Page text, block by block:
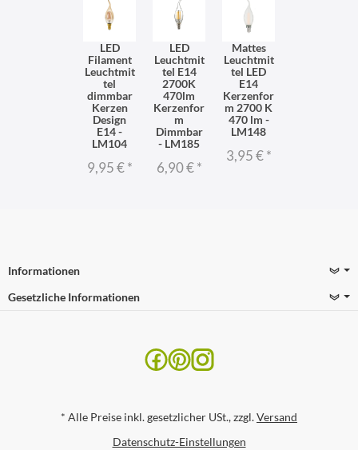
LED
Filament
Leuchtmit
tel
dimmbar
Kerzen
Design
E14 -
LM104
9,95 €*
LED
Leuchtmit
tel E14
2700K
470lm
Kerzenfor
m
Dimmbar
- LM185
6,90 €*
Mattes
Leuchtmit
tel LED
E14
Kerzenfor
m 2700 K
470 lm -
LM148
3,95 €*
Informationen
Gesetzliche Informationen
* Alle Preise inkl. gesetzlicher USt., zzgl.Versand
Datenschutz-Einstellungen